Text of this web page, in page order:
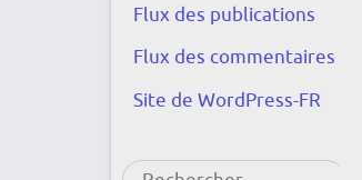
Flux des publications
Flux des commentaires
Site de WordPress-FR
Rechercher